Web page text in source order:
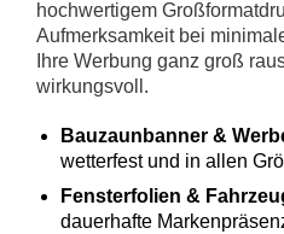
hochwertigem
Aufmerksamkeit bei
Ihre Werbung ganz groß
wirkungsvoll.
Bauzaunbanner &
wetterfest und in allen
Fensterfolien &
dauerhafte